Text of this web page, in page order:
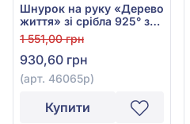
Шнурок на руку «Дерево
життя» зі срібла 925° з
Червоним Текстилем,
арт. 46065р
1 551,00 грн
930,60 грн
(арт. 46065р)
Купити